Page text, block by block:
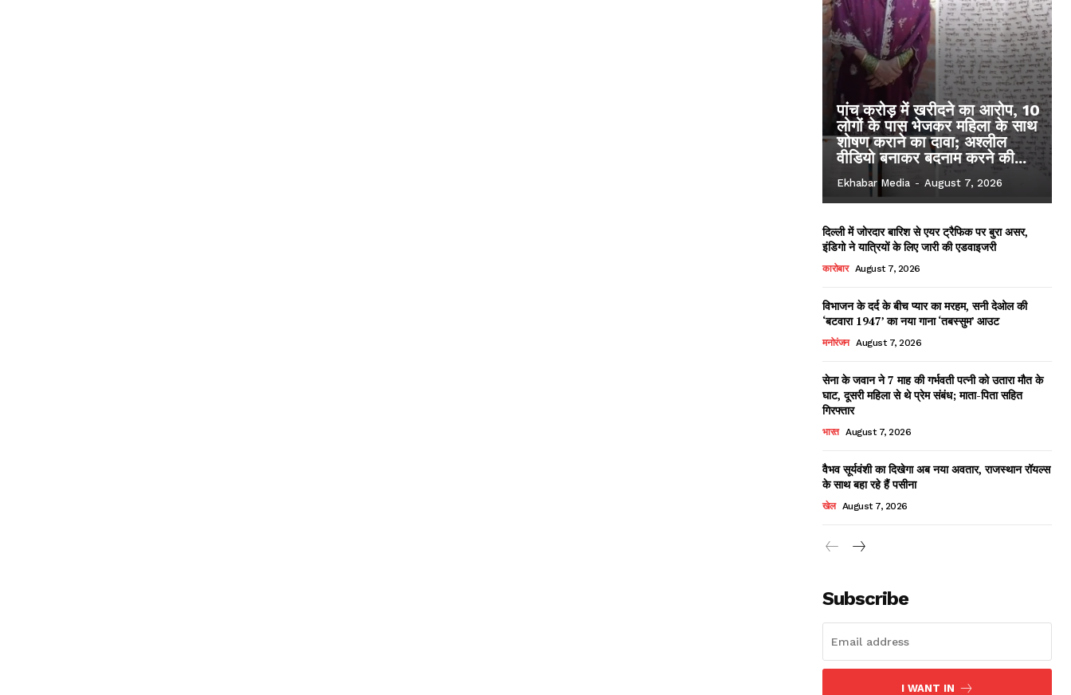
पांच करोड़ में खरीदने का आरोप, 10
लोगों के पास भेजकर महिला के साथ
शोषण कराने का दावा; अश्लील
वीडियो बनाकर बदनाम करने की...
Ekhabar Media - August 7, 2026
दिल्ली में जोरदार बारिश से एयर ट्रैफिक पर बुरा असर,
इंडिगो ने यात्रियों के लिए जारी की एडवाइजरी
कारोबार August 7, 2026
विभाजन के दर्द के बीच प्यार का मरहम, सनी देओल की
‘बटवारा 1947’ का नया गाना ‘तबस्सुम’ आउट
मनोरंजन August 7, 2026
सेना के जवान ने 7 माह की गर्भवती पत्नी को उतारा मौत के
घाट, दूसरी महिला से थे प्रेम संबंध; माता-पिता सहित
गिरफ्तार
भारत August 7, 2026
वैभव सूर्यवंशी का दिखेगा अब नया अवतार, राजस्थान रॉयल्स
के साथ बहा रहे हैं पसीना
खेल August 7, 2026
Subscribe
I WANT IN